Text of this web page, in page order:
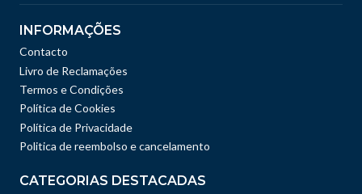
INFORMAÇÕES
Contacto
Livro de Reclamações
Termos e Condições
Política de Cookies
Política de Privacidade
Politica de reembolso e cancelamento
CATEGORIAS DESTACADAS